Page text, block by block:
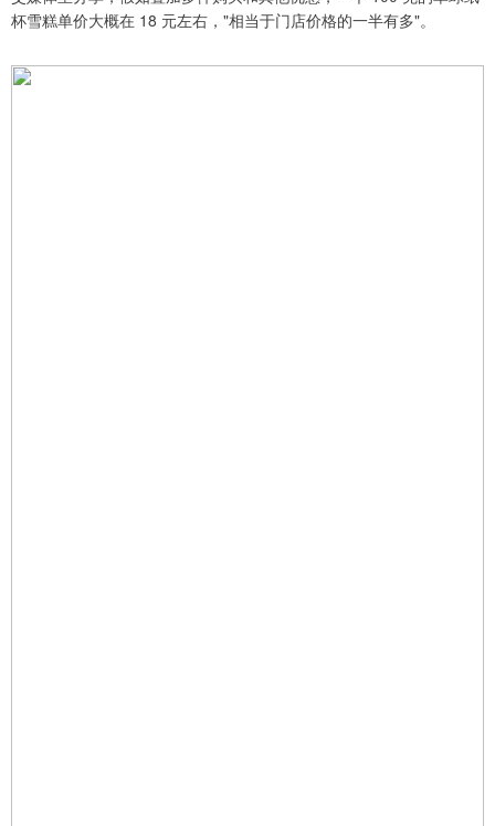
杯雪糕单价大概在 18 元左右，"相当于门店价格的一半有多"。